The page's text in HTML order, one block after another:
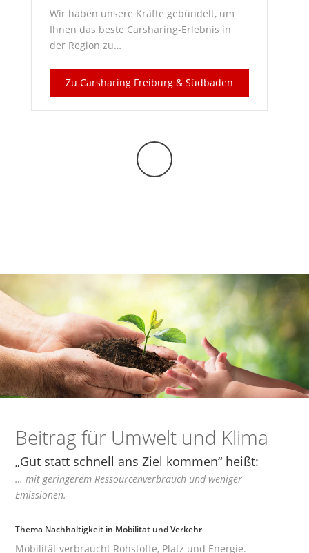
Wir haben unsere Kräfte gebündelt, um
Ihnen das beste Carsharing-Erlebnis in
der Region zu…
Zu Carsharing Freiburg & Südbaden
Beitrag für Umwelt und Klima
„Gut statt schnell ans Ziel kommen“ heißt:
… mit geringerem Ressourcenverbrauch und weniger
Emissionen.
Thema Nachhaltigkeit in Mobilität und Verkehr
Mobilität verbraucht Rohstoffe, Platz und Energie.